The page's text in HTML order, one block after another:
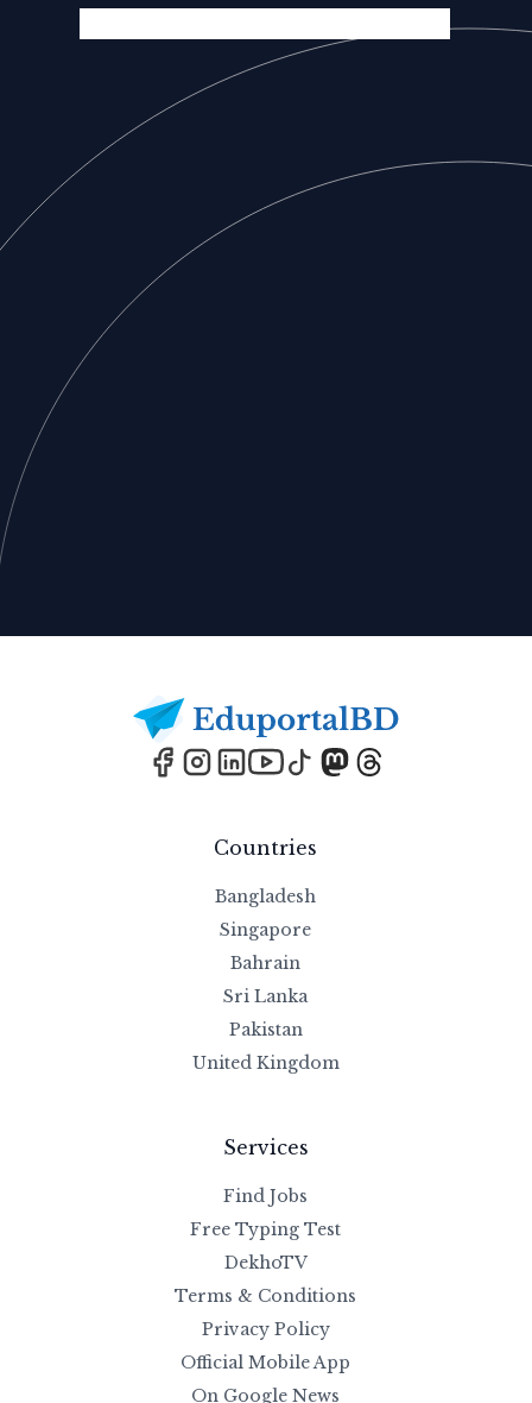
Countries
Bangladesh
Singapore
Bahrain
Sri Lanka
Pakistan
United Kingdom
Services
Find Jobs
Free Typing Test
DekhoTV
Terms & Conditions
Privacy Policy
Official Mobile App
On Google News